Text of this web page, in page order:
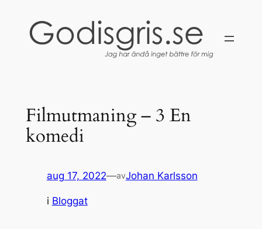
innehåll
Filmutmaning – 3 En
komedi
aug 17, 2022—avJohan Karlsson
i Bloggat